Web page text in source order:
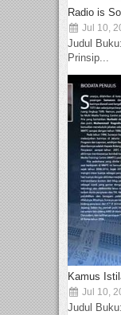
Radio is
Jul 10,
Judul
Prinsip...
Kamus
Jul 10,
Judul